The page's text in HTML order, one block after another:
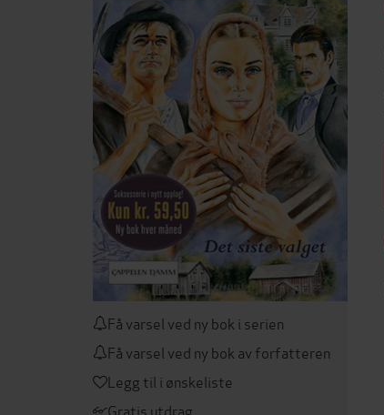
Få varsel ved ny bok i serien
Få varsel ved ny bok av forfatteren
Legg til i ønskeliste
Gratis utdrag